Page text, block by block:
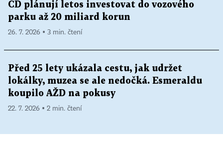
ČD plánují letos investovat do vozového
parku až 20 miliard korun
26. 7. 2026 ▪ 3 min. čtení
Před 25 lety ukázala cestu, jak udržet
lokálky, muzea se ale nedočká. Esmeraldu
koupilo AŽD na pokusy
22. 7. 2026 ▪ 2 min. čtení